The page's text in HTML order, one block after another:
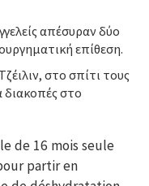
απέσυραν δύο
επίθεση.
στο σπίτι τους
διακοπές στο
de 16 mois seule
partir en